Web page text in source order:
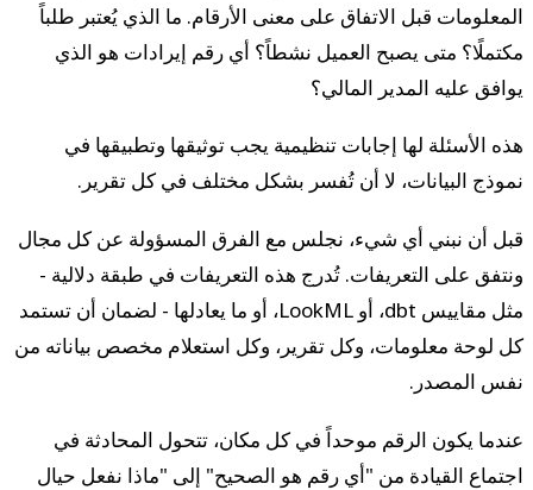
المعلومات قبل الاتفاق على معنى الأرقام. ما الذي يُعتبر طلباً
مكتملًا؟ متى يصبح العميل نشطاً؟ أي رقم إيرادات هو الذي
يوافق عليه المدير المالي؟
هذه الأسئلة لها إجابات تنظيمية يجب توثيقها وتطبيقها في
نموذج البيانات، لا أن تُفسر بشكل مختلف في كل تقرير.
قبل أن نبني أي شيء، نجلس مع الفرق المسؤولة عن كل مجال
ونتفق على التعريفات. تُدرج هذه التعريفات في طبقة دلالية -
مثل مقاييس dbt، أو LookML، أو ما يعادلها - لضمان أن تستمد
كل لوحة معلومات، وكل تقرير، وكل استعلام مخصص بياناته من
نفس المصدر.
عندما يكون الرقم موحداً في كل مكان، تتحول المحادثة في
اجتماع القيادة من "أي رقم هو الصحيح" إلى "ماذا نفعل حيال